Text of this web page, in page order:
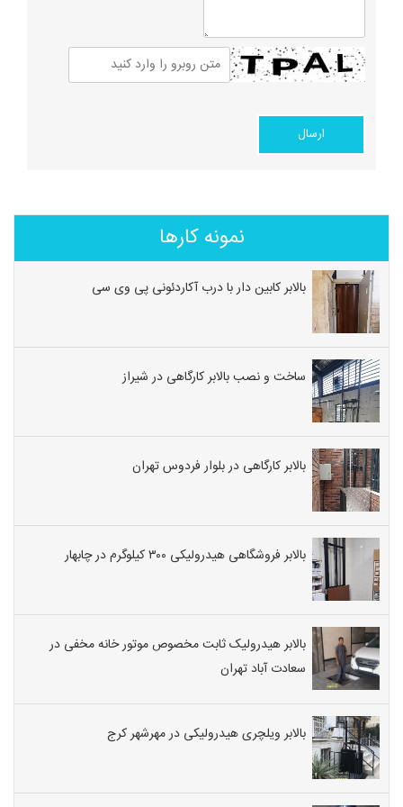
نمونه کارها
بالابر کابین دار با درب آکاردئونی پی وی سی
ساخت و نصب بالابر کارگاهی در شیراز
بالابر کارگاهی در بلوار فردوس تهران
بالابر فروشگاهی هیدرولیکی ۳۰۰ کیلوگرم در چابهار
بالابر هیدرولیک ثابت مخصوص موتور خانه مخفی در
سعادت آباد تهران
بالابر ویلچری هیدرولیکی در مهرشهر کرج